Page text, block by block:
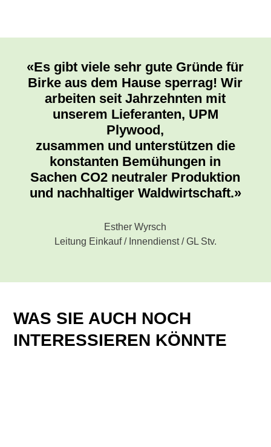
«Es gibt viele sehr gute Gründe für
Birke aus dem Hause sperrag! Wir
arbeiten seit Jahrzehnten mit
unserem Lieferanten, UPM
Plywood,
zusammen und unterstützen die
konstanten Bemühungen in
Sachen CO2 neutraler Produktion
und nachhaltiger Waldwirtschaft.»
Esther Wyrsch
Leitung Einkauf / Innendienst / GL Stv.
WAS SIE AUCH NOCH
INTERESSIEREN KÖNNTE